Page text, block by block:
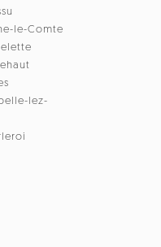
le-Comte
lez-